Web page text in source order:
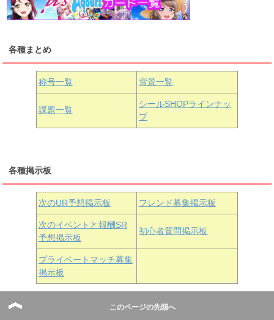
浦の星女学院1年生
津島善子 黒澤ルビィ
浦の星女学院3年生
黒澤ダイヤ
虹ヶ咲学園1年生
中須かすみ 天王寺璃奈
朝香果林 近江彼方 エマ・ヴェルデ
各種まとめ
称号一覧 背景一覧
課題一覧
シールSHOPラインナッ
プ
各種掲示板
次のUR予想掲示板 フレンド募集掲示板
次のイベントと報酬SR
予想掲示板
初心者質問掲示板
プライベートマッチ募集
掲示板
このページの先頭へ